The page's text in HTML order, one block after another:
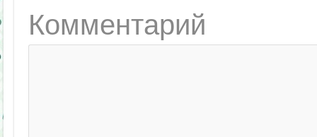
Комментарий